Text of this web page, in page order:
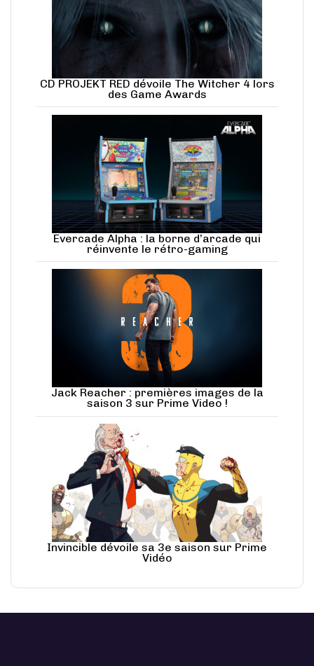
CD PROJEKT RED dévoile The Witcher 4 lors
des Game Awards
Evercade Alpha : la borne d’arcade qui
réinvente le rétro-gaming
Jack Reacher : premières images de la
saison 3 sur Prime Video !
Invincible dévoile sa 3e saison sur Prime
Vidéo